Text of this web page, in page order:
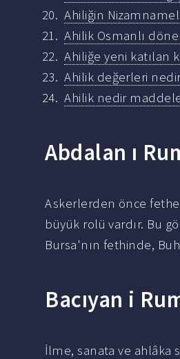
Ahiliğin
Ahilik Osmanlı
Ahiliğe yeni katılan
Ahilik değerleri
Ahilik nedir
Abdalan ı
Askerlerden önce
büyük rolü vardır. Bu
Bursa'nın fethinde,
Bacıyan i
İlme, sanata ve ahlâka